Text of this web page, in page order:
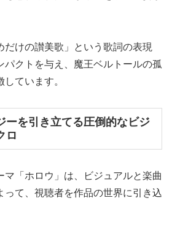
だけの讃美歌」という歌詞の表現
パクトを与え、魔王ベルトールの孤
ています。
ーを引き立てる圧倒的なビジ
ロ
マ「ホロウ」は、ビジュアルと楽曲
って、視聴者を作品の世界に引き込